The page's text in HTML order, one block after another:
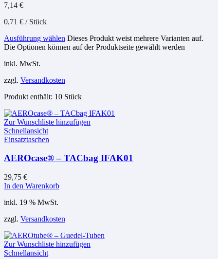
7,14 €
0,71 € / Stück
Ausführung wählen Dieses Produkt weist mehrere Varianten auf.
Die Optionen können auf der Produktseite gewählt werden
inkl. MwSt.
zzgl. Versandkosten
Produkt enthält: 10 Stück
Zur Wunschliste hinzufügen
Schnellansicht
Einsatztaschen
AEROcase® – TACbag IFAK01
29,75 €
In den Warenkorb
inkl. 19 % MwSt.
zzgl. Versandkosten
Zur Wunschliste hinzufügen
Schnellansicht